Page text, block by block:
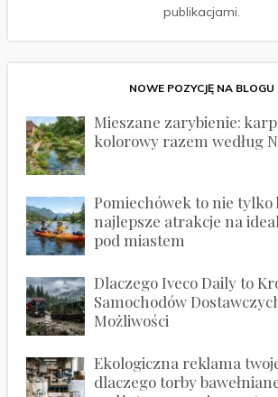
publikacjami.
NOWE POZYCJĘ NA BLOGU
Mieszane zarybienie:
kolorowy razem według
Pomiechówek to nie
najlepsze atrakcje na
pod miastem
Dlaczego Iveco Daily to
Samochodów
Możliwości
Ekologiczna reklama
dlaczego torby